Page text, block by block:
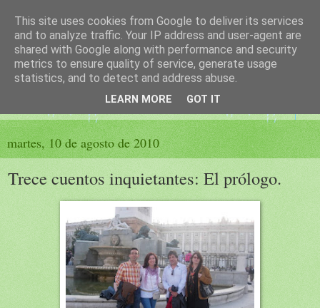
El sueño de las palabras
PÁGINA LITERARIA DE FELISA MORENO
martes, 10 de agosto de 2010
Trece cuentos inquietantes: El prólogo.
This site uses cookies from Google to deliver its services
and to analyze traffic. Your IP address and user-agent are
shared with Google along with performance and security
metrics to ensure quality of service, generate usage
statistics, and to detect and address abuse.
LEARN MORE GOT IT